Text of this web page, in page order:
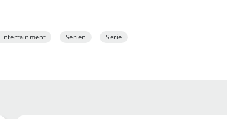
Entertainment Serien Serie